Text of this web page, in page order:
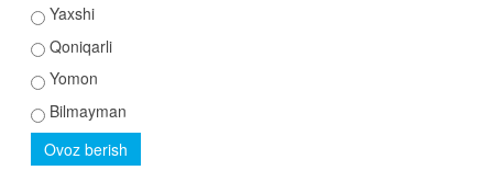
Yaxshi
Qoniqarli
Yomon
Bilmayman